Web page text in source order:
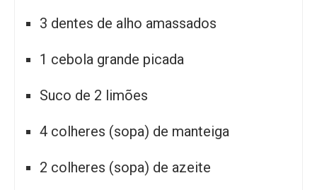
3 dentes de alho amassados
1 cebola grande picada
Suco de 2 limões
4 colheres (sopa) de manteiga
2 colheres (sopa) de azeite